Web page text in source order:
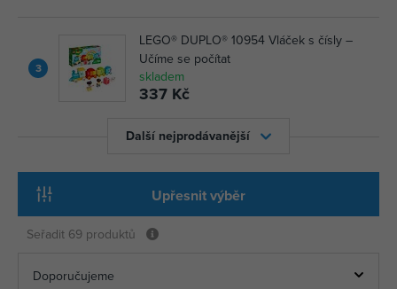
3
LEGO® DUPLO® 10954 Vláček s čísly –
Učíme se počítat
skladem
337 Kč
Další nejprodávanější
Upřesnit výběr
Seřadit 69 produktů